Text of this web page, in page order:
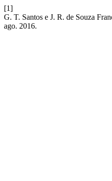
[1]
G. T. Santos e J. R. de Souza
ago. 2016.